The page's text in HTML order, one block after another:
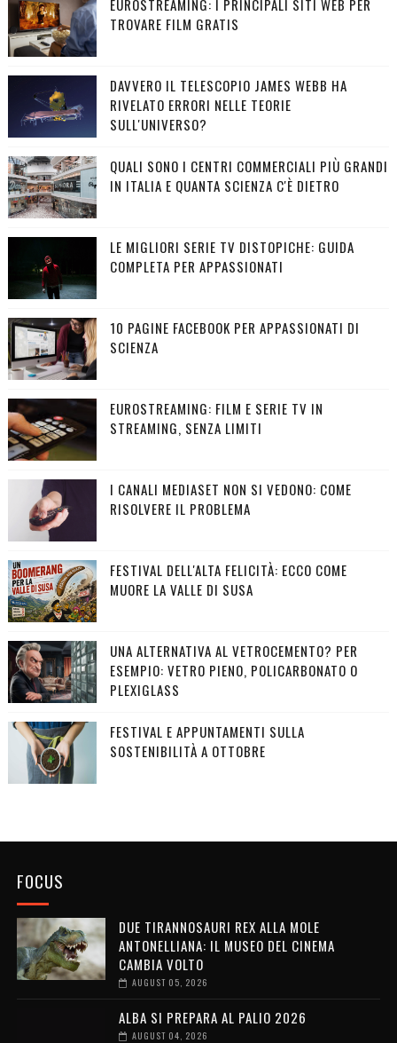
EUROSTREAMING: I PRINCIPALI SITI WEB PER
TROVARE FILM GRATIS
DAVVERO IL TELESCOPIO JAMES WEBB HA
RIVELATO ERRORI NELLE TEORIE
SULL'UNIVERSO?
QUALI SONO I CENTRI COMMERCIALI PIÙ GRANDI
IN ITALIA E QUANTA SCIENZA C'È DIETRO
LE MIGLIORI SERIE TV DISTOPICHE: GUIDA
COMPLETA PER APPASSIONATI
10 PAGINE FACEBOOK PER APPASSIONATI DI
SCIENZA
EUROSTREAMING: FILM E SERIE TV IN
STREAMING, SENZA LIMITI
I CANALI MEDIASET NON SI VEDONO: COME
RISOLVERE IL PROBLEMA
FESTIVAL DELL'ALTA FELICITÀ: ECCO COME
MUORE LA VALLE DI SUSA
UNA ALTERNATIVA AL VETROCEMENTO? PER
ESEMPIO: VETRO PIENO, POLICARBONATO O
PLEXIGLASS
FESTIVAL E APPUNTAMENTI SULLA
SOSTENIBILITÀ A OTTOBRE
FOCUS
DUE TIRANNOSAURI REX ALLA MOLE
ANTONELLIANA: IL MUSEO DEL CINEMA
CAMBIA VOLTO
AUGUST 05, 2026
ALBA SI PREPARA AL PALIO 2026
AUGUST 04, 2026